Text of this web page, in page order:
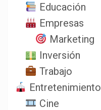
Educación
Empresas
Marketing
Inversión
Trabajo
Entretenimiento
Cine